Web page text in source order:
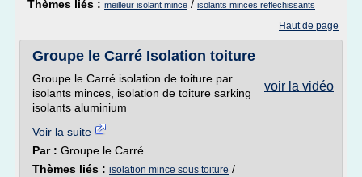
Thèmes liés : meilleur isolant mince / isolants minces reflechissants
Haut de page
Groupe le Carré Isolation toiture
voir la vidéo
Groupe le Carré isolation de toiture par
isolants minces, isolation de toiture sarking
isolants aluminium
Voir la suite
Par : Groupe le Carré
Thèmes liés : isolation mince sous toiture /